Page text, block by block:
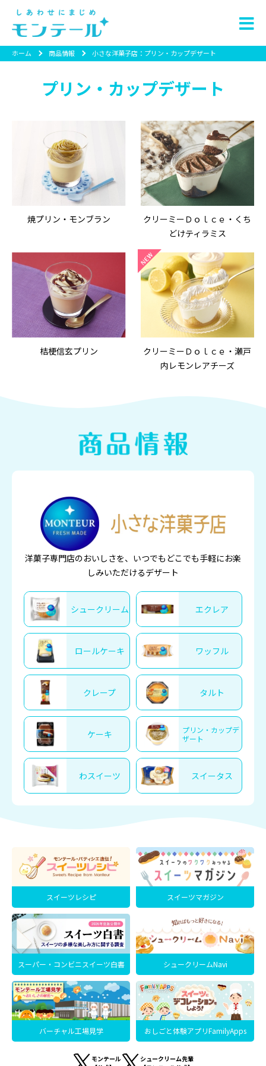
ホーム 商品情報 小さな洋菓子店：プリン・カップデザート
プリン・カップデザート
焼プリン・モンブラン
クリーミーＤｏｌｃｅ・くち
どけティラミス
桔梗信玄プリン
クリーミーＤｏｌｃｅ・瀬戸
内レモンレアチーズ
洋菓子専門店のおいしさを、いつでもどこでも手軽にお楽
しみいただけるデザート
シュークリーム エクレア
ロールケーキ ワッフル
クレープ タルト
ケーキ
プリン・カップデ
ザート
わスイーツ スイータス
スイーツレシピ スイーツマガジン
スーパー・コンビニスイーツ白書 シュークリームNavi
バーチャル工場見学 おしごと体験アプリFamilyApps
モンテール
シュークリーム先輩